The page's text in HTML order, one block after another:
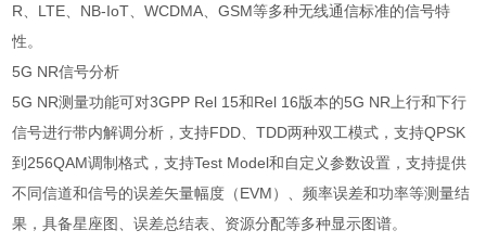
R、LTE、NB-IoT、WCDMA、GSM等多种无线通信标准的信号特
性。
5G NR信号分析
5G NR测量功能可对3GPP Rel 15和Rel 16版本的5G NR上行和下行
信号进行带内解调分析，支持FDD、TDD两种双工模式，支持QPSK
到256QAM调制格式，支持Test Model和自定义参数设置，支持提供
不同信道和信号的误差矢量幅度（EVM）、频率误差和功率等测量结
果，具备星座图、误差总结表、资源分配等多种显示图谱。